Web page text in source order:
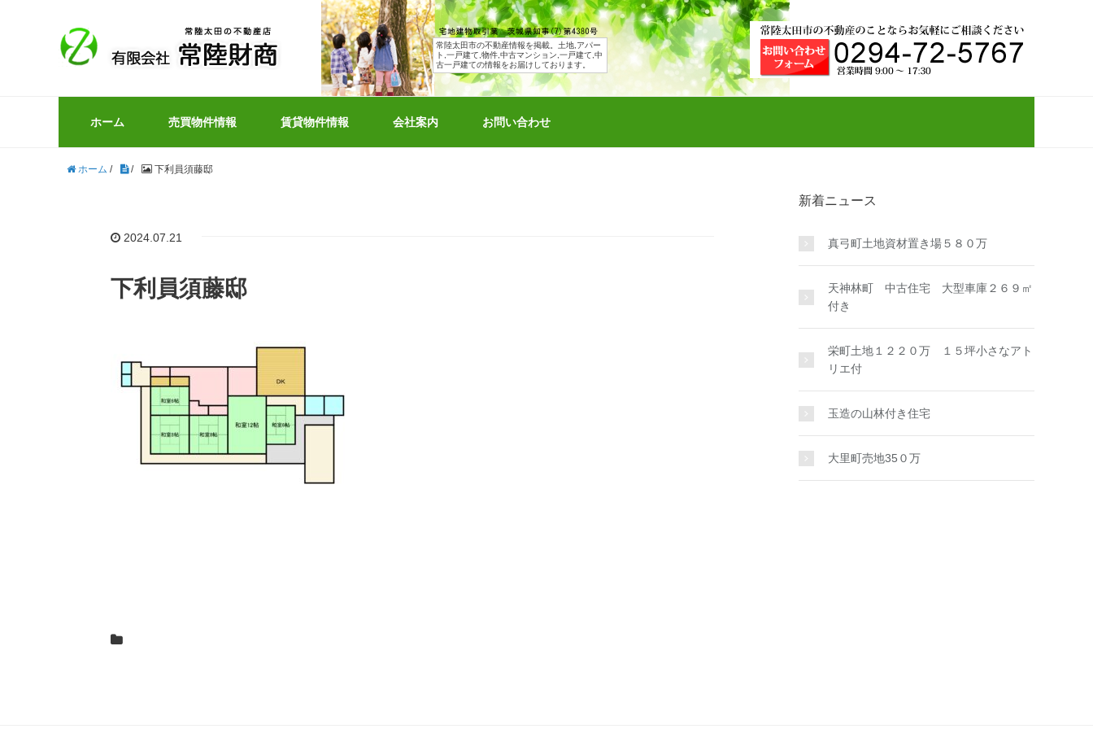
常陸太田市の不動産情報を掲載。土地,アパー
ト,一戸建て,物件,中古マンション,一戸建て,中
古一戸建ての情報をお届けしております。
ホーム 売買物件情報 賃貸物件情報 会社案内 お問い合わせ
ホーム / / 下利員須藤邸
2024.07.21
下利員須藤邸
新着ニュース
真弓町土地資材置き場５８０万
天神林町 中古住宅 大型車庫２６９㎡
付き
栄町土地１２２０万 １５坪小さなアト
リエ付
玉造の山林付き住宅
大里町売地35０万